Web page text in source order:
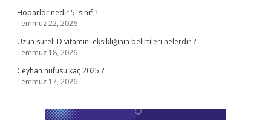
Hoparlör nedir 5. sınıf ?
Temmuz 22, 2026
Uzun süreli D vitamini eksikliğinin belirtileri nelerdir ?
Temmuz 18, 2026
Ceyhan nüfusu kaç 2025 ?
Temmuz 17, 2026